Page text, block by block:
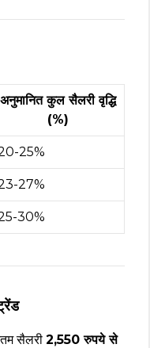
अनुमानित कुल सैलरी वृद्धि
(%)
25%
27%
30%
सैलरी 2,550 रुपये से